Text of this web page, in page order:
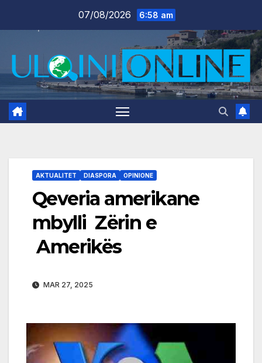
07/08/2026 6:58 am
AKTUALITET DIASPORA OPINIONE
Qeveria amerikane
mbylli Zërin e
Amerikës
MAR 27, 2025